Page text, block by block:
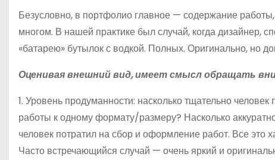
Безусловно, в портфолио главное — содержание
многом. В нашей практике был случай, когда дизайнер,
«батарею» бутылок с водкой. Полных. Оригинально, но
Оценивая внешний вид, имеет смысл обращать
1. Уровень продуманности: насколько тщательно
работы к одному формату/размеру? Насколько
человек потратил на сбор и оформление работ. Все это
Часто встречающийся случай — очень яркий и